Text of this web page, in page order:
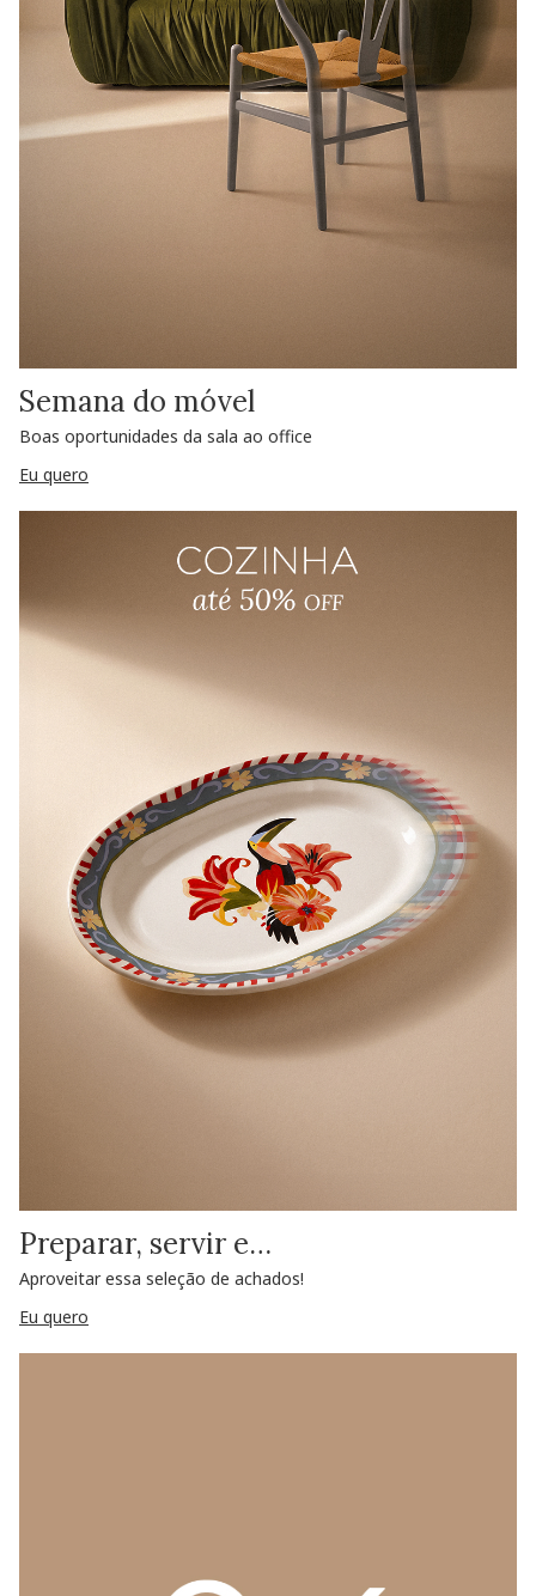
Semana do móvel
Boas oportunidades da sala ao office
Eu quero
Preparar, servir e…
Aproveitar essa seleção de achados!
Eu quero